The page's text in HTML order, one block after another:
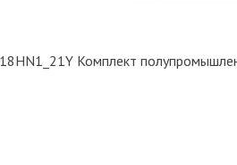
Комплект